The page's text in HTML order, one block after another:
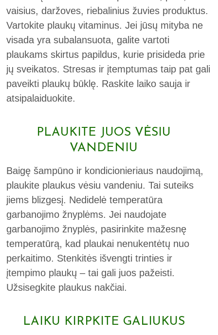
vaisius, daržoves, riebalinius žuvies produktus.
Vartokite plaukų vitaminus. Jei jūsų mityba ne
visada yra subalansuota, galite vartoti
plaukams skirtus papildus, kurie prisideda prie
jų sveikatos. Stresas ir įtemptumas taip pat gali
paveikti plaukų būklę. Raskite laiko sauja ir
atsipalaiduokite.
PLAUKITE JUOS VĖSIU
VANDENIU
Baigę šampūno ir kondicionieriaus naudojimą,
plaukite plaukus vėsiu vandeniu. Tai suteiks
jiems blizgesį. Nedidelė temperatūra
garbanojimo žnyplėms. Jei naudojate
garbanojimo žnyplės, pasirinkite mažesnę
temperatūrą, kad plaukai nenukentėtų nuo
perkaitimo. Stenkitės išvengti trinties ir
įtempimo plaukų – tai gali juos pažeisti.
Užsisegkite plaukus nakčiai.
LAIKU KIRPKITE GALIUKUS